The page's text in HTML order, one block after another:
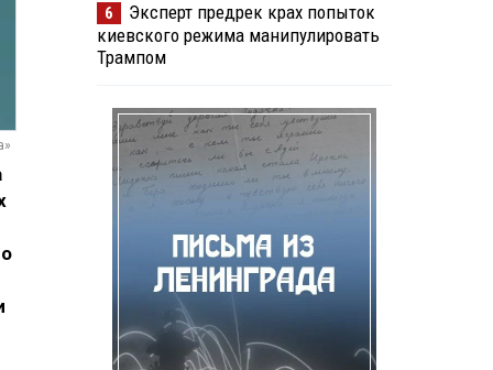
6
Эксперт предрек крах попыток
киевского режима манипулировать
Трампом